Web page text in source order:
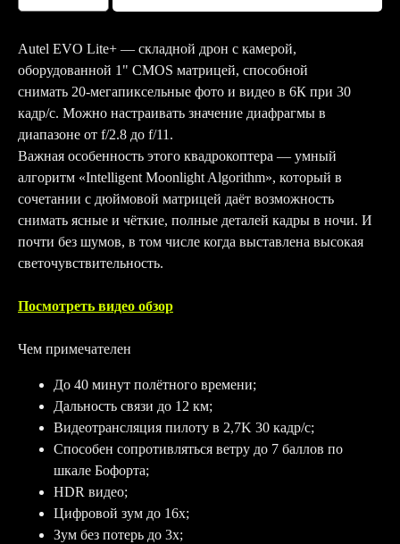
Autel EVO Lite+ — складной дрон с камерой,
оборудованной 1" CMOS матрицей, способной
снимать 20-мегапиксельные фото и видео в 6К при 30
кадр/с. Можно настраивать значение диафрагмы в
диапазоне от f/2.8 до f/11.
Важная особенность этого квадрокоптера — умный
алгоритм «Intelligent Moonlight Algorithm», который в
сочетании с дюймовой матрицей даёт возможность
снимать ясные и чёткие, полные деталей кадры в ночи. И
почти без шумов, в том числе когда выставлена высокая
светочувствительность.
Посмотреть видео обзор
Чем примечателен
До 40 минут полётного времени;
Дальность связи до 12 км;
Видеотрансляция пилоту в 2,7K 30 кадр/с;
Способен сопротивляться ветру до 7 баллов по
шкале Бофорта;
HDR видео;
Цифровой зум до 16х;
Зум без потерь до 3х;